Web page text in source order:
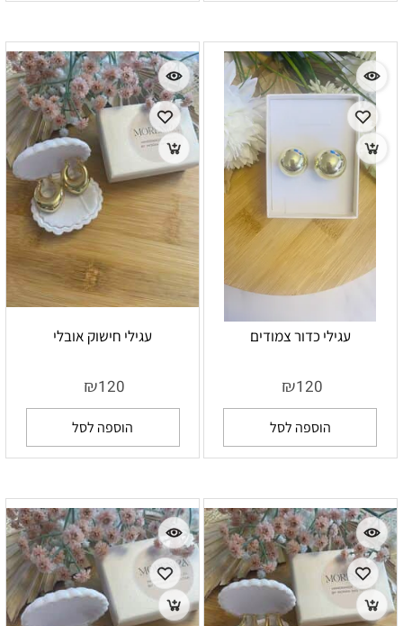
עגילי כדור צמודים
₪120
הוספה לסל
עגילי חישוק אובלי
₪120
הוספה לסל